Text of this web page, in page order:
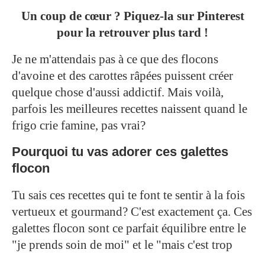
Un coup de cœur ? Piquez-la sur Pinterest
pour la retrouver plus tard !
Je ne m'attendais pas à ce que des flocons
d'avoine et des carottes râpées puissent créer
quelque chose d'aussi addictif. Mais voilà,
parfois les meilleures recettes naissent quand le
frigo crie famine, pas vrai?
Pourquoi tu vas adorer ces galettes
flocon
Tu sais ces recettes qui te font te sentir à la fois
vertueux et gourmand? C'est exactement ça. Ces
galettes flocon sont ce parfait équilibre entre le
"je prends soin de moi" et le "mais c'est trop